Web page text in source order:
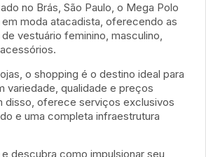
no Brás, São Paulo, o Mega Polo
moda atacadista, oferecendo as
vestuário feminino, masculino,
o shopping é o destino ideal para
variedade, qualidade e preços
disso, oferece serviços exclusivos
e uma completa infraestrutura
descubra como impulsionar seu